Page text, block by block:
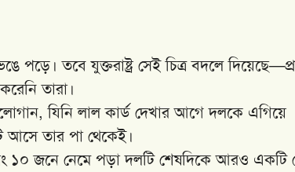
তবে যুক্তরাষ্ট্র সেই চিত্র বদলে
তারা।
যিনি লাল কার্ড দেখার আগে দলকে এগিয়ে
আসে তার পা থেকেই।
বরং ১০ জনে নেমে পড়া দলটি শেষদিকে আরও